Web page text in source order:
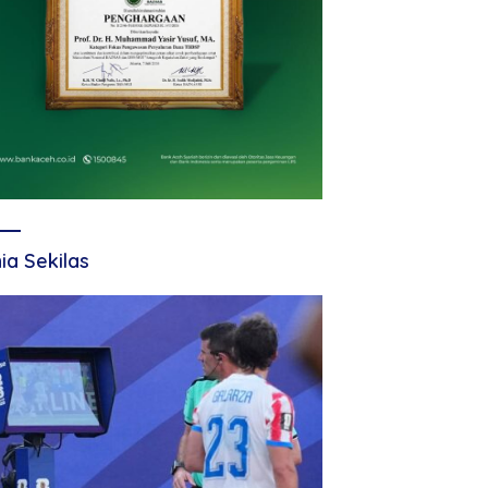
Sekilas